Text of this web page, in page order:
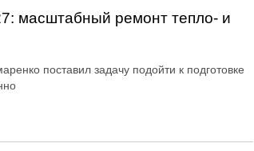
масштабный ремонт тепло- и
поставил задачу подойти к подготовке